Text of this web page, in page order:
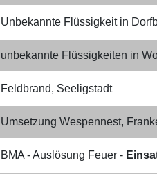
Unbekannte Flüssigkeit in
unbekannte Flüssigkeiten in
Feldbrand, Seeligstadt
Umsetzung Wespennest​,
BMA​ - Auslösung Feuer -